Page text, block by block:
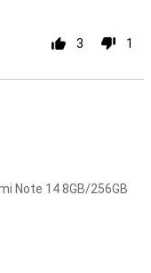
3 1
Note 14 8GB/256GB